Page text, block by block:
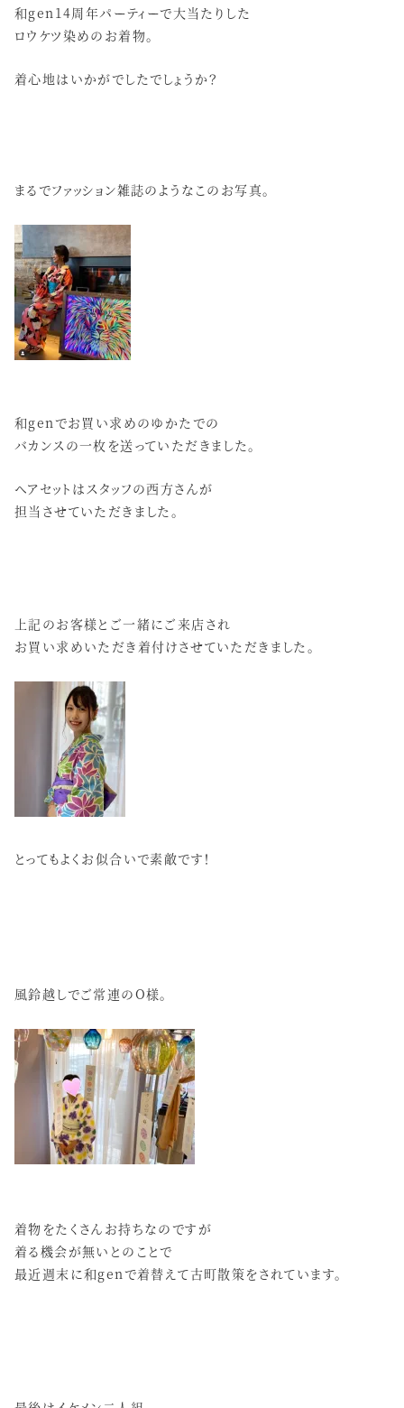
和gen14周年パーティーで大当たりした
ロウケツ染めのお着物。
着心地はいかがでしたでしょうか？
まるでファッション雑誌のようなこのお写真。
和genでお買い求めのゆかたでの
バカンスの一枚を送っていただきました。
ヘアセットはスタッフの西方さんが
担当させていただきました。
上記のお客様とご一緒にご来店され
お買い求めいただき着付けさせていただきました。
とってもよくお似合いで素敵です！
風鈴越しでご常連のO様。
着物をたくさんお持ちなのですが
着る機会が無いとのことで
最近週末に和genで着替えて古町散策をされています。